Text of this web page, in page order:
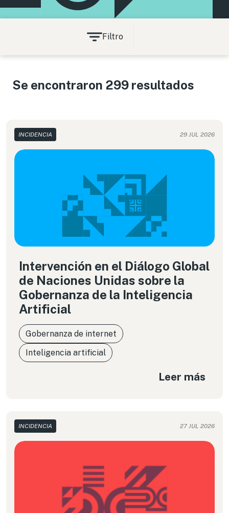
Filtro
Se encontraron 299 resultados
INCIDENCIA 29 JUL 2026
Intervención en el Diálogo Global
de Naciones Unidas sobre la
Gobernanza de la Inteligencia
Artificial
Gobernanza de internet
Inteligencia artificial
Leer más
INCIDENCIA 27 JUL 2026